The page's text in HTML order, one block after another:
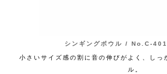
シンギングボウル / No.C-
小さいサイズ感の割に音の伸びがよく、しっ
ル。